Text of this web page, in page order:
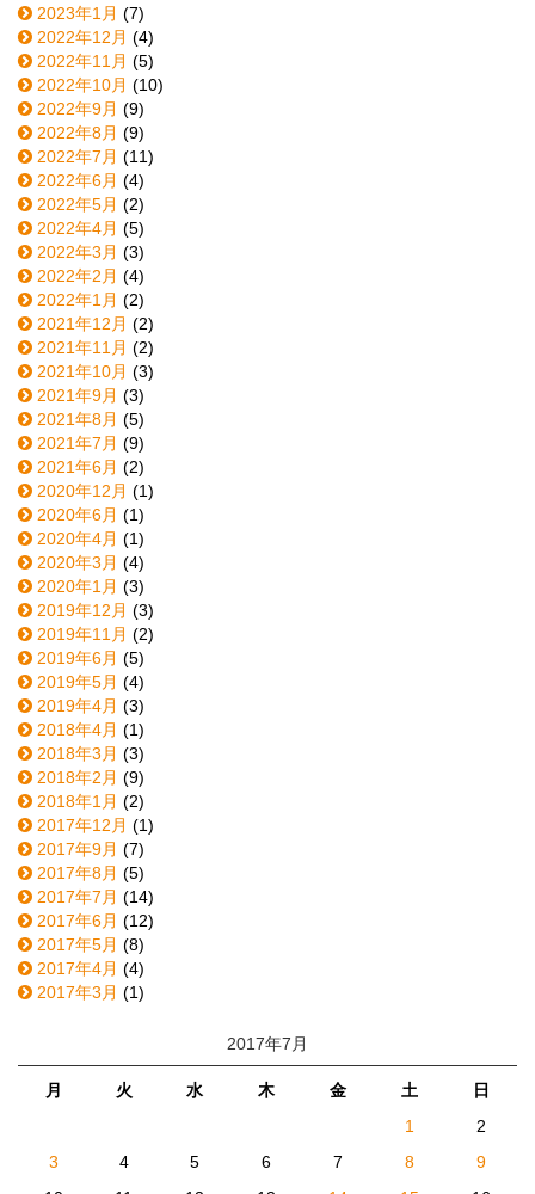
2023年1月 (7)
2022年12月 (4)
2022年11月 (5)
2022年10月 (10)
2022年9月 (9)
2022年8月 (9)
2022年7月 (11)
2022年6月 (4)
2022年5月 (2)
2022年4月 (5)
2022年3月 (3)
2022年2月 (4)
2022年1月 (2)
2021年12月 (2)
2021年11月 (2)
2021年10月 (3)
2021年9月 (3)
2021年8月 (5)
2021年7月 (9)
2021年6月 (2)
2020年12月 (1)
2020年6月 (1)
2020年4月 (1)
2020年3月 (4)
2020年1月 (3)
2019年12月 (3)
2019年11月 (2)
2019年6月 (5)
2019年5月 (4)
2019年4月 (3)
2018年4月 (1)
2018年3月 (3)
2018年2月 (9)
2018年1月 (2)
2017年12月 (1)
2017年9月 (7)
2017年8月 (5)
2017年7月 (14)
2017年6月 (12)
2017年5月 (8)
2017年4月 (4)
2017年3月 (1)
2017年7月
月 火 水 木 金 土
日
1
2
3
4 5 6 7 8
9